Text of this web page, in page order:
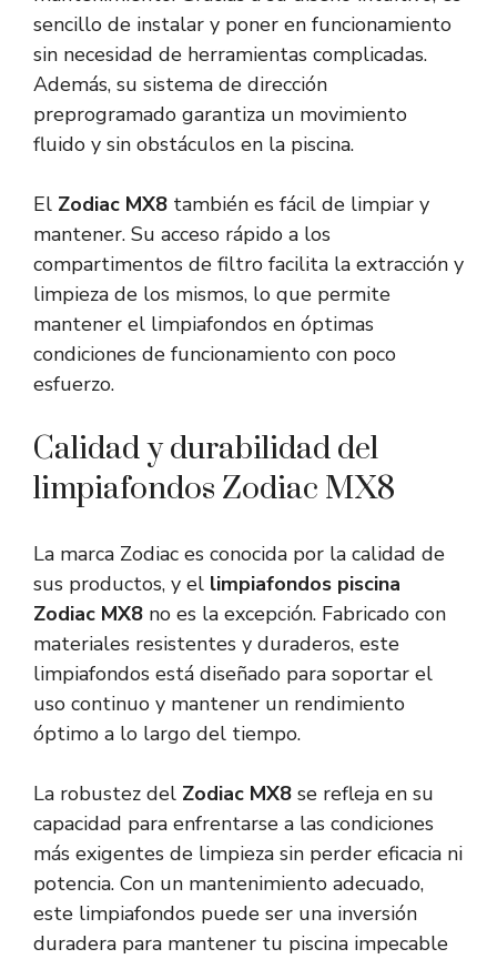
sencillo de instalar y poner en funcionamiento
sin necesidad de herramientas complicadas.
Además, su sistema de dirección
preprogramado garantiza un movimiento
fluido y sin obstáculos en la piscina.
El Zodiac MX8 también es fácil de limpiar y
mantener. Su acceso rápido a los
compartimentos de filtro facilita la extracción y
limpieza de los mismos, lo que permite
mantener el limpiafondos en óptimas
condiciones de funcionamiento con poco
esfuerzo.
Calidad y durabilidad del
limpiafondos Zodiac MX8
La marca Zodiac es conocida por la calidad de
sus productos, y el limpiafondos piscina
Zodiac MX8 no es la excepción. Fabricado con
materiales resistentes y duraderos, este
limpiafondos está diseñado para soportar el
uso continuo y mantener un rendimiento
óptimo a lo largo del tiempo.
La robustez del Zodiac MX8 se refleja en su
capacidad para enfrentarse a las condiciones
más exigentes de limpieza sin perder eficacia ni
potencia. Con un mantenimiento adecuado,
este limpiafondos puede ser una inversión
duradera para mantener tu piscina impecable